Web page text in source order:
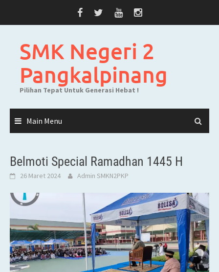
SMK Negeri 2
Pangkalpinang
Pilihan Tepat Untuk Generasi Hebat !
Main Menu
Belmoti Special Ramadhan 1445 H
26 Maret 2024 Admin SMKN2PKP